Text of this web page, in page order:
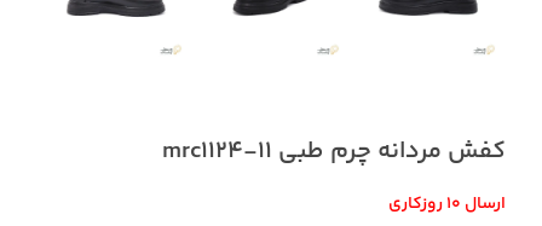
کفش مردانه چرم طبی mrc1124-11
ارسال 10 روزکاری